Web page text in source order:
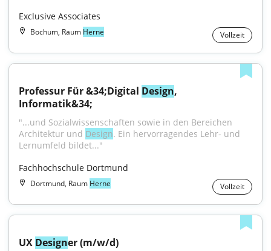
Exclusive Associates
Bochum, Raum Herne Vollzeit
Professur Für &34;Digital Design,
Informatik&34;
"...und Sozialwissenschaften sowie in den Bereichen
Architektur und Design. Ein hervorragendes Lehr- und
Lernumfeld bildet..."
Fachhochschule Dortmund
Dortmund, Raum Herne Vollzeit
UX Designer (m/w/d)